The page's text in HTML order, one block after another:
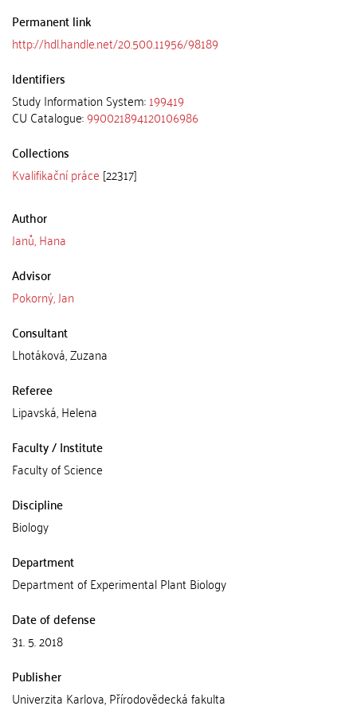
Permanent link
http://hdl.handle.net/20.500.11956/98189
Identifiers
Study Information System:199419
CU Catalogue:990021894120106986
Collections
Kvalifikační práce [22317]
Author
Janů, Hana
Advisor
Pokorný, Jan
Consultant
Lhotáková, Zuzana
Referee
Lipavská, Helena
Faculty / Institute
Faculty of Science
Discipline
Biology
Department
Department of Experimental Plant Biology
Date of defense
31. 5. 2018
Publisher
Univerzita Karlova, Přírodovědecká fakulta